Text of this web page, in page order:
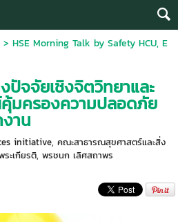
> HSE Morning Talk by Safety HCU, E
ปัจจัยเชิงจิตวิทยาและ
มครองความปลอดภัย
าน
initiative, คณะสาธารณสุขศาสตร์และสิ่ง
ะเกียรติ, พรชนก เลิศสถาพร